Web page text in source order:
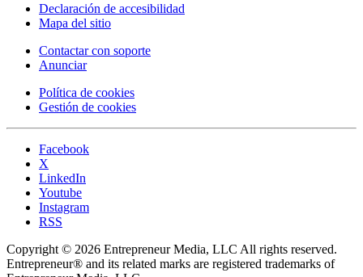
Declaración de accesibilidad
Mapa del sitio
Contactar con soporte
Anunciar
Política de cookies
Gestión de cookies
Facebook
X
LinkedIn
Youtube
Instagram
RSS
Copyright © 2026 Entrepreneur Media, LLC All rights reserved.
Entrepreneur® and its related marks are registered trademarks of